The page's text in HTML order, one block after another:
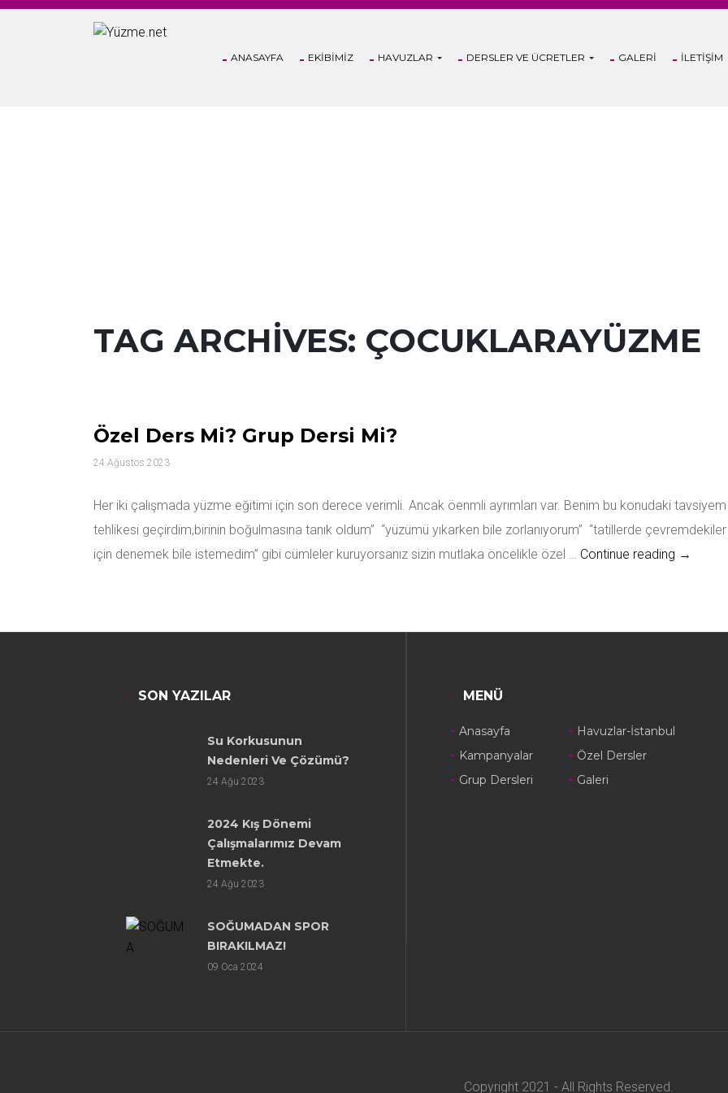
ANASAYFA EKİBİMİZ HAVUZLAR DERSLER VE ÜCRETLER GALERI İLETIŞIM
TAG ARCHIVES: ÇOCUKLARAYÜZME
Özel Ders Mi? Grup Dersi Mi?
24 Ağustos 2023
Her iki çalışmada yüzme eğitimi için son derece verimli. Ancak öenmli ayrımları var. Benim bu konudaki
tehlikesi geçirdim,birinin boğulmasına tanık oldum” “yüzümü yıkarken bile zorlanıyorum” “tatillerde
için denemek bile istemedim” gibi cümleler kuruyorsanız sizin mutlaka öncelikle özel … Continue reading Özel
→
SON YAZILAR
Su Korkusunun
Nedenleri Ve Çözümü?
24 Ağu 2023
2024 Kış Dönemi
Çalışmalarımız Devam
Etmekte.
24 Ağu 2023
SOĞUMADAN SPOR
BIRAKILMAZ!
09 Oca 2024
MENÜ
Anasayfa
Havuzlar-İstanbul
Kampanyalar
Özel Dersler
Grup Dersleri
Galeri
Copyright 2021 - All Rights Reserved.